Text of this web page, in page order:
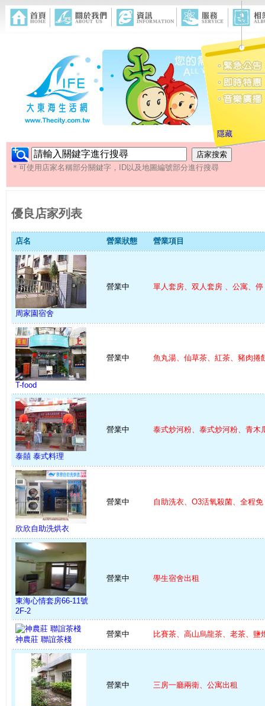
隱藏
＊可使用店家名稱部分關鍵字，ID以及地圖編號部分進行搜尋
優良店家列表
店名 營業狀態 營業項目
周家園宿舍
營業中 單人套房、双人套房 、公寓、
T-food
營業中 魚丸湯、仙草茶、紅茶、豬肉捲
泰囍 泰式料理
營業中 泰式炒河粉、泰式炒河粉、青木
欣欣自助洗烘衣
營業中 自助洗衣、O3活氧殺菌、全程
東海心情套房66-11號
2F-2
營業中 學生宿舍出租
神農莊 聯誼茶棧
營業中 比賽茶、高山烏龍茶、老茶、鹽
營業中 三房一廳兩衛、公寓出租